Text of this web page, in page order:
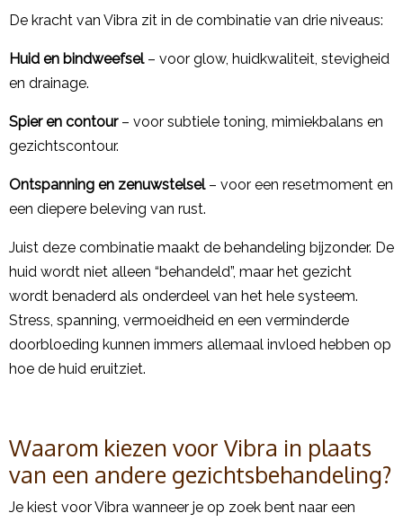
De kracht van Vibra zit in de combinatie van drie niveaus:
Huid en bindweefsel– voor glow, huidkwaliteit, stevigheid
en drainage.
Spier en contour– voor subtiele toning, mimiekbalans en
gezichtscontour.
Ontspanning en zenuwstelsel– voor een resetmoment en
een diepere beleving van rust.
Juist deze combinatie maakt de behandeling bijzonder. De
huid wordt niet alleen “behandeld”, maar het gezicht
wordt benaderd als onderdeel van het hele systeem.
Stress, spanning, vermoeidheid en een verminderde
doorbloeding kunnen immers allemaal invloed hebben op
hoe de huid eruitziet.
Waarom kiezen voor Vibra in plaats
van een andere gezichtsbehandeling?
Je kiest voor Vibra wanneer je op zoek bent naar een